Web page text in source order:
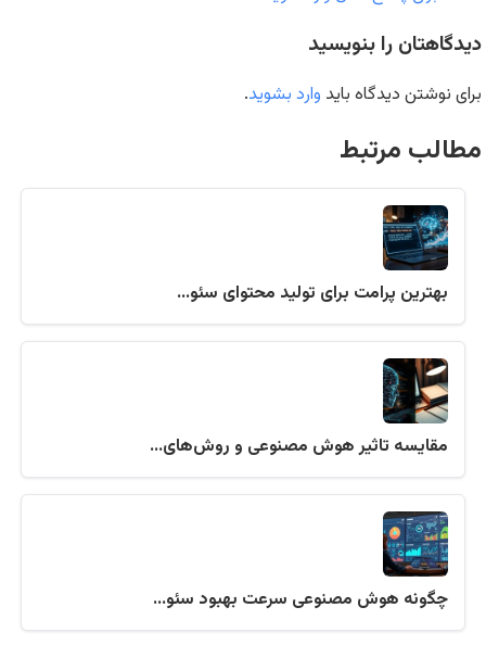
دیدگاهتان را بنویسید
برای نوشتن دیدگاه باید وارد بشوید.
مطالب مرتبط
بهترین پرامت برای تولید محتوای سئو…
مقایسه تاثیر هوش مصنوعی و روش‌های…
چگونه هوش مصنوعی سرعت بهبود سئو…